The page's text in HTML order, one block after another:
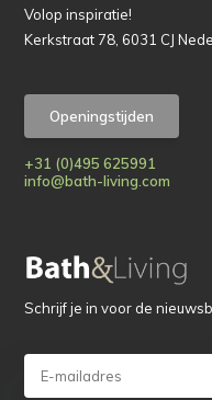
Volop inspiratie!
Kerkstraat 78, 6031 CJ
Openingstijden
+31 (0)495 625991
info@bath-living.com
Schrijf je in voor de